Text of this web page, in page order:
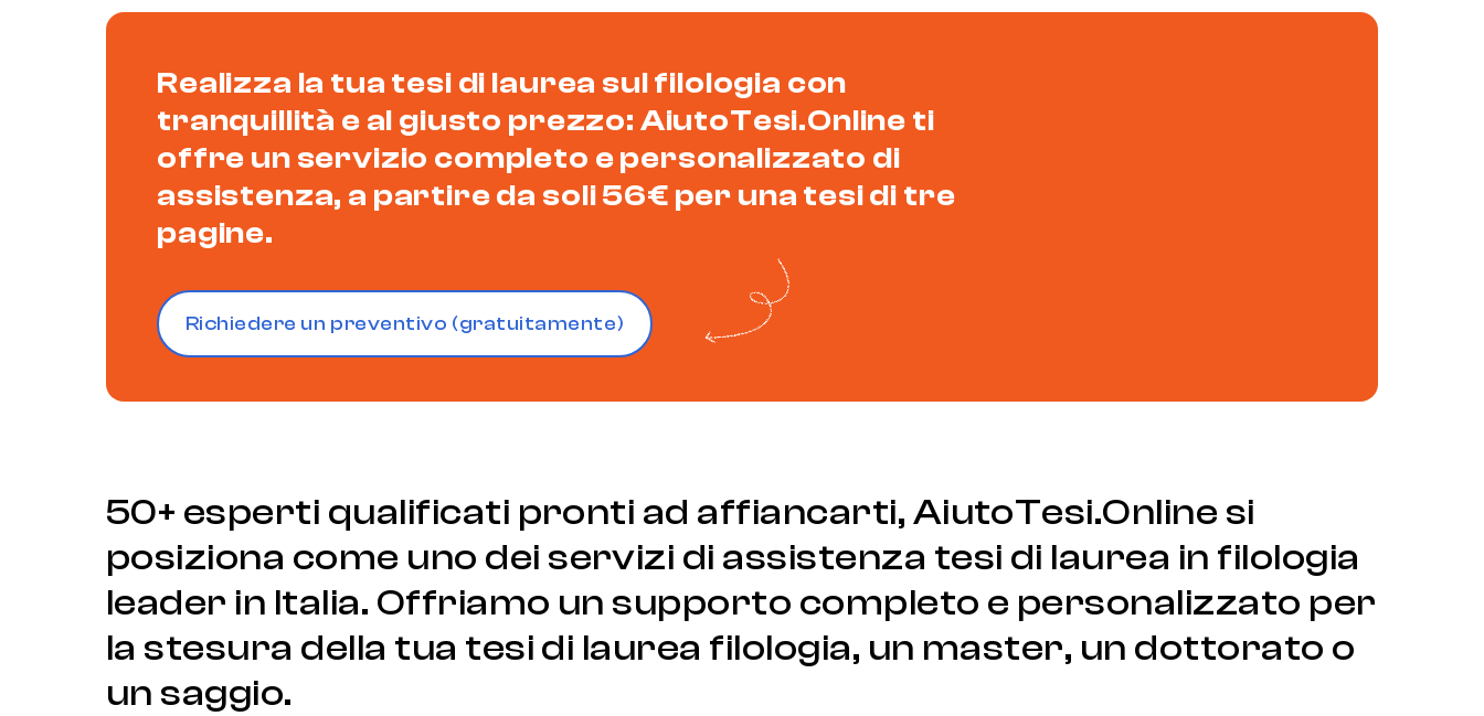
Realizza la tua tesi di laurea sul filologia con
tranquillità e al giusto prezzo: AiutoTesi.Online ti
offre un servizio completo e personalizzato di
assistenza, a partire da soli 56€ per una tesi di tre
pagine.
Richiedere un preventivo (gratuitamente)
50+ esperti qualificati pronti ad affiancarti, AiutoTesi.Online si
posiziona come uno dei servizi di assistenza tesi di laurea in filologia
leader in Italia. Offriamo un supporto completo e personalizzato per
la stesura della tua tesi di laurea filologia, un master, un dottorato o
un saggio.